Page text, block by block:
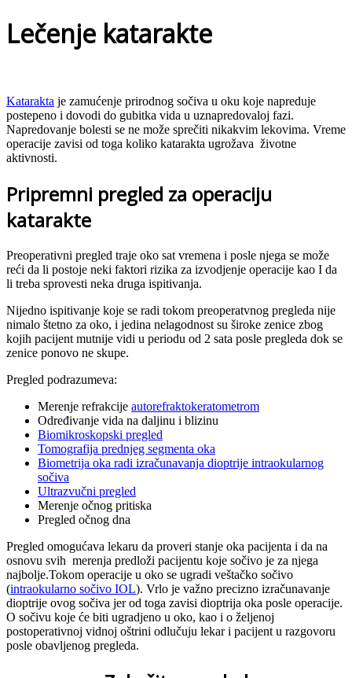
Lečenje katarakte
Katarakta je zamućenje prirodnog sočiva u oku koje napreduje
postepeno i dovodi do gubitka vida u uznapredovaloj fazi.
Napredovanje bolesti se ne može sprečiti nikakvim lekovima. Vreme
operacije zavisi od toga koliko katarakta ugrožava životne
aktivnosti.
Pripremni pregled za operaciju
katarakte
Preoperativni pregled traje oko sat vremena i posle njega se može
reći da li postoje neki faktori rizika za izvodjenje operacije kao I da
li treba sprovesti neka druga ispitivanja.
Nijedno ispitivanje koje se radi tokom preoperatvnog pregleda nije
nimalo štetno za oko, i jedina nelagodnost su široke zenice zbog
kojih pacijent mutnije vidi u periodu od 2 sata posle pregleda dok se
zenice ponovo ne skupe.
Pregled podrazumeva:
Merenje refrakcije autorefraktokeratometrom
Određivanje vida na daljinu i blizinu
Biomikroskopski pregled
Tomografija prednjeg segmenta oka
Biometrija oka radi izračunavanja dioptrije intraokularnog
sočiva
Ultrazvučni pregled
Merenje očnog pritiska
Pregled očnog dna
Pregled omogućava lekaru da proveri stanje oka pacijenta i da na
osnovu svih merenja predloži pacijentu koje sočivo je za njega
najbolje.Tokom operacije u oko se ugradi veštačko sočivo
(intraokularno sočivo IOL). Vrlo je važno precizno izračunavanje
dioptrije ovog sočiva jer od toga zavisi dioptrija oka posle operacije.
O sočivu koje će biti ugradjeno u oko, kao i o željenoj
postoperativnoj vidnoj oštrini odlučuju lekar i pacijent u razgovoru
posle obavljenog pregleda.